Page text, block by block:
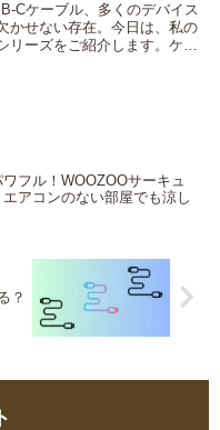
Cケーブル、多くのデバイス
かせない存在。今日は、私の
リーズをご紹介します。ケー
フル！WOOZOOサーキュ
アコンのない部屋でも涼し
？